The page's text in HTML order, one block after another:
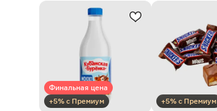
Финальная цена
+5% с Премиум
+5% с Премиум